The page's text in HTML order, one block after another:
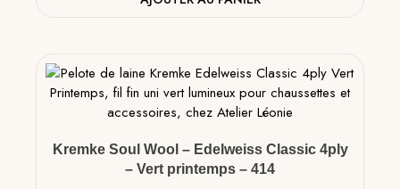
Kremke Soul Wool – Edelweiss Classic 4ply
– Vert printemps – 414